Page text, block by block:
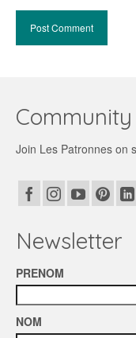
Community
Join Les Patronnes on
Newsletter
PRENOM
NOM